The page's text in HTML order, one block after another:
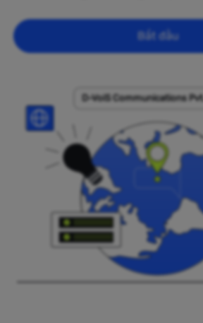
Bắt đầu
D-VoiS Communications Pvt.